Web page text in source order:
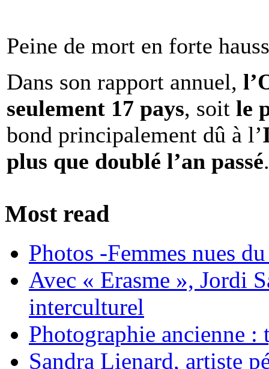
Peine de mort en forte
Dans son rapport annuel,
seulement 17 pays, soit le
bond principalement dû à l’
plus que doublé l’an passé.
Most read
Photos -Femmes nues
Avec « Erasme », Jordi
interculturel
Photographie ancienne :
Sandra Lienard, artiste